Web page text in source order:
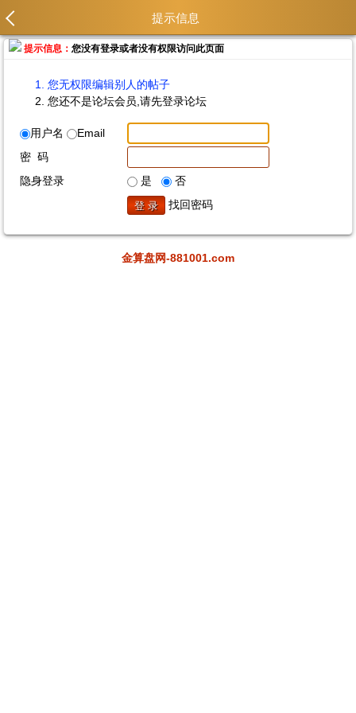
提示信息
提示信息：您没有登录或者没有权限访问此页面
您无权限编辑别人的帖子
您还不是论坛会员,请先登录论坛
用户名
Email
密 码
隐身登录
是
否
找回密码
金算盘网-881001.com